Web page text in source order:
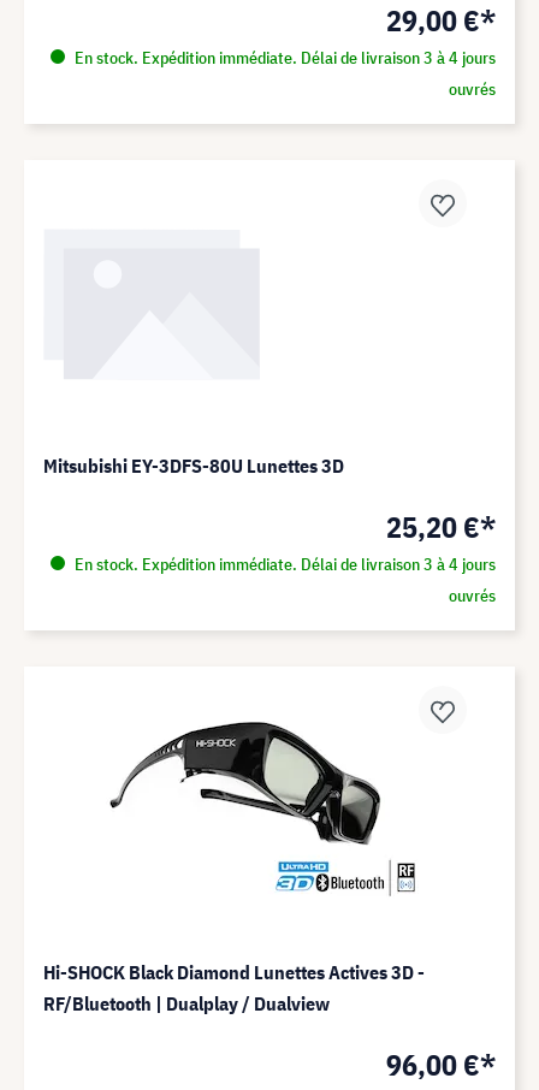
29,00 €*
En stock. Expédition immédiate. Délai de livraison 3 à 4 jours
ouvrés
Mitsubishi EY-3DFS-80U Lunettes 3D
25,20 €*
En stock. Expédition immédiate. Délai de livraison 3 à 4 jours
ouvrés
Hi-SHOCK Black Diamond Lunettes Actives 3D -
RF/Bluetooth | Dualplay / Dualview
96,00 €*